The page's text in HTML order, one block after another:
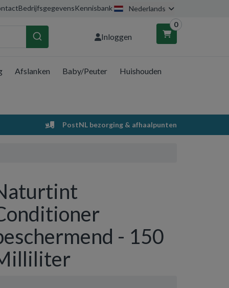
BedrijfsgegevensKennisbank Nederlands
Inloggen
0
Uw winkelwagen is leeg.
Vul hem met producten.
Afslanken Baby/Peuter Huishouden
PostNL bezorging & afhaalpunten
- 150